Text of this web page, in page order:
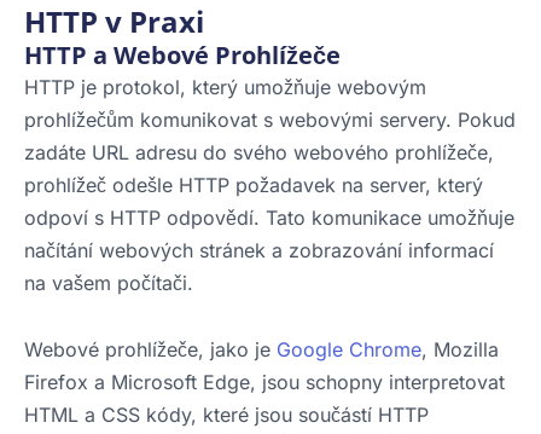
HTTP v Praxi
HTTP a Webové Prohlížeče
HTTP je protokol, který umožňuje webovým
prohlížečům komunikovat s webovými servery. Pokud
zadáte URL adresu do svého webového prohlížeče,
prohlížeč odešle HTTP požadavek na server, který
odpoví s HTTP odpovědí. Tato komunikace umožňuje
načítání webových stránek a zobrazování informací
na vašem počítači.
Webové prohlížeče, jako je Google Chrome, Mozilla
Firefox a Microsoft Edge, jsou schopny interpretovat
HTML a CSS kódy, které jsou součástí HTTP